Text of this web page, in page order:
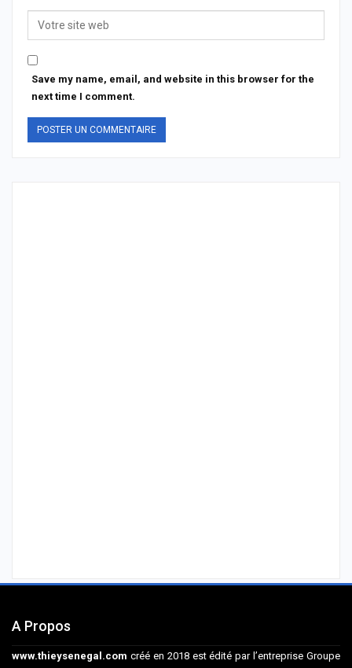
Save my name, email, and website in this browser for the
next time I comment.
A Propos
www.thieysenegal.com créé en 2018 est édité par l’entreprise Groupe